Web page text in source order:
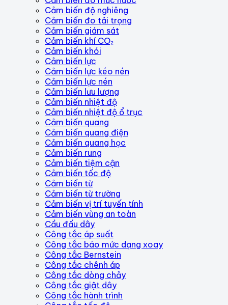
Cảm biến độ nghiêng
Cảm biến đo tải trọng
Cảm biến giám sát
Cảm biến khí CO₂
Cảm biến khói
Cảm biến lực
Cảm biến lực kéo nén
Cảm biến lực nén
Cảm biến lưu lượng
Cảm biến nhiệt độ
Cảm biến nhiệt độ ổ trục
Cảm biến quang
Cảm biến quang điện
Cảm biến quang học
Cảm biến rung
Cảm biến tiệm cận
Cảm biến tốc độ
Cảm biến từ
Cảm biến từ trường
Cảm biến vị trí tuyến tính
Cảm biến vùng an toàn
Cầu đấu dây
Công tắc áp suất
Công tắc báo mức dạng xoay
Công tắc Bernstein
Công tắc chênh áp
Công tắc dòng chảy
Công tắc giật dây
Công tắc hành trình